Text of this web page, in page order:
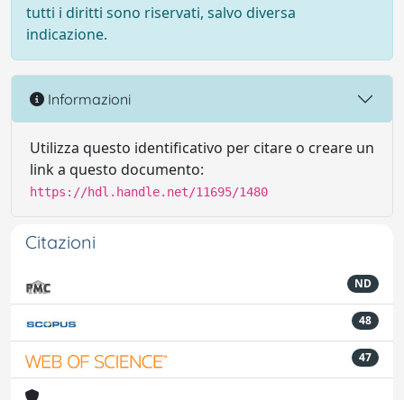
tutti i diritti sono riservati, salvo diversa
indicazione.
Informazioni
Utilizza questo identificativo per citare o creare un
link a questo documento:
https://hdl.handle.net/11695/1480
Citazioni
ND
48
47